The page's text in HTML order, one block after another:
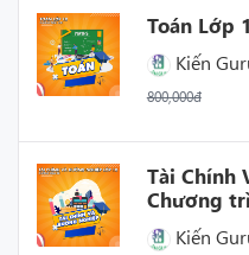
Toán Lớp
Kiến
800,000đ
Tài Chính
Chương
Kiến